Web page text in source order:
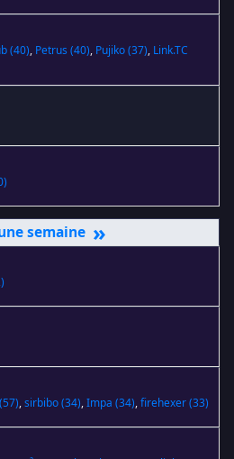
(40), Petrus (40), Pujiko(37), Link.TC
»
(57),sirbibo(34),Impa (34),firehexer(33)